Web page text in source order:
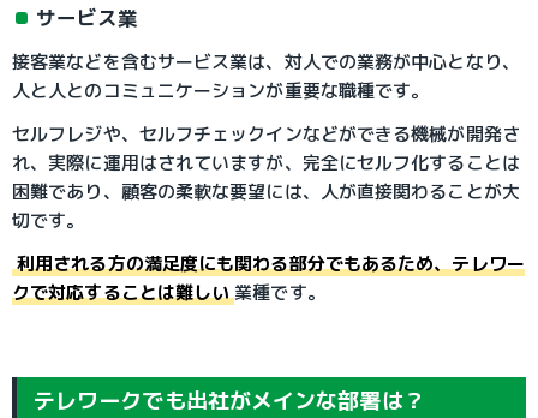
サービス業
接客業などを含むサービス業は、対人での業務が中心となり、
人と人とのコミュニケーションが重要な職種です。
セルフレジや、セルフチェックインなどができる機械が開発さ
れ、実際に運用はされていますが、完全にセルフ化することは
困難であり、顧客の柔軟な要望には、人が直接関わることが大
切です。
利用される方の満足度にも関わる部分でもあるため、テレワー
クで対応することは難しい業種です。
テレワークでも出社がメインな部署は？